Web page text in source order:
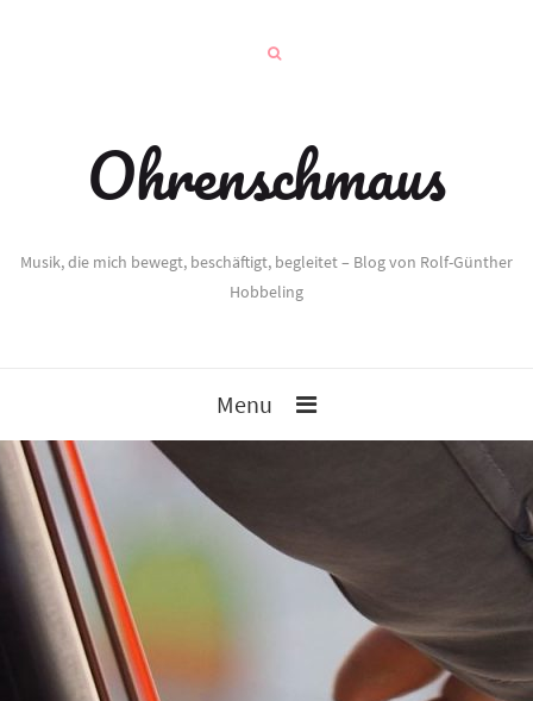
Ohrenschmaus
Musik, die mich bewegt, beschäftigt, begleitet – Blog von Rolf-Günther
Hobbeling
Menu